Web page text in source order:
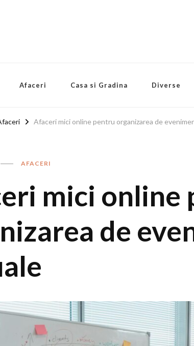
Afaceri Casa si Gradina Diverse
Afaceri mici online pentru organizarea de
AFACERI
mici online
de